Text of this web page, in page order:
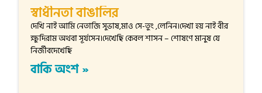
স্বাধীনতা বাঙালির
দেখি নাই আমি নেতাজি সুভাষ,মাও সে-তুং ,লেনিন।দেখা হয় নাই বীর
ক্ষুদিরাম অথবা সূর্যসেন।দেখেছি কেবল শাসন – শোষণে মানুষ যে
নির্জীবদেখেছি
বাকি অংশ »